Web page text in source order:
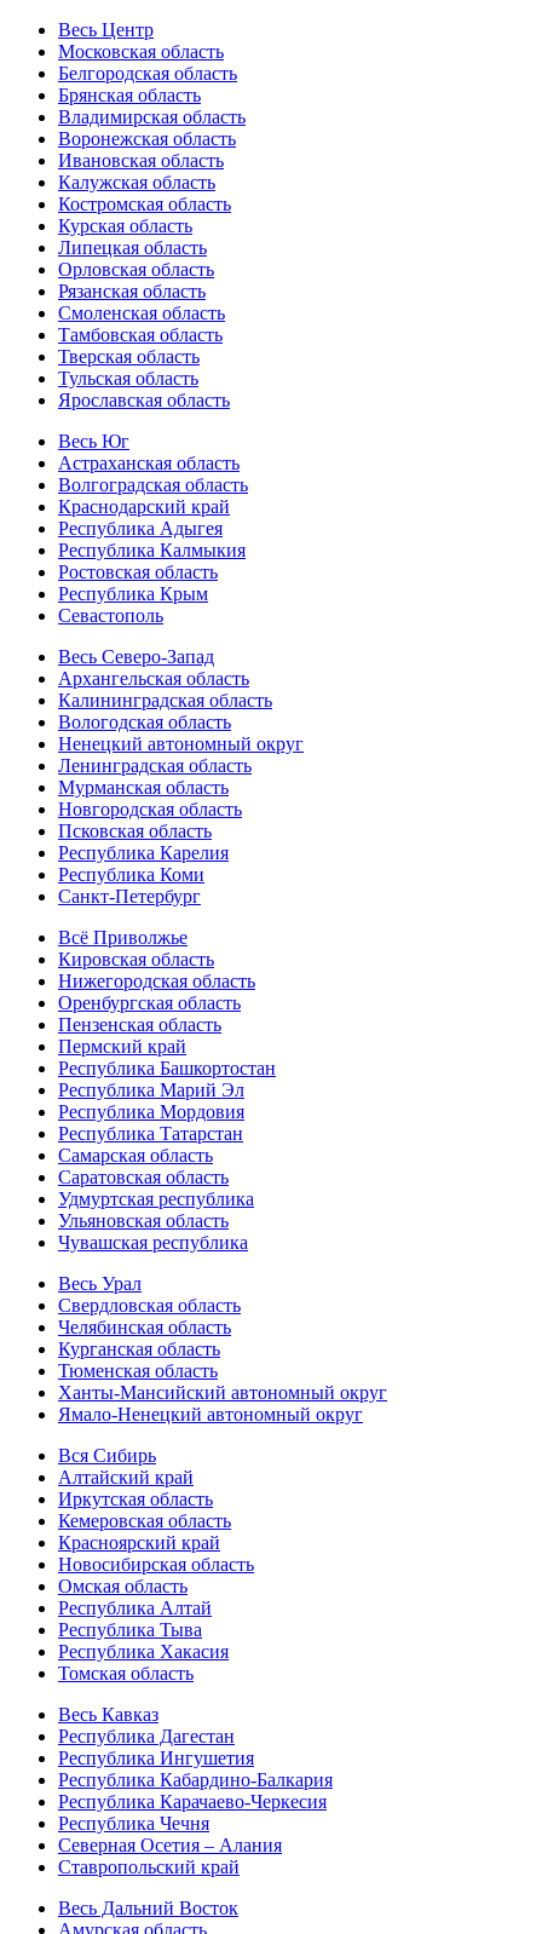
Весь Центр
Московская область
Белгородская область
Брянская область
Владимирская область
Воронежская область
Ивановская область
Калужская область
Костромская область
Курская область
Липецкая область
Орловская область
Рязанская область
Смоленская область
Тамбовская область
Тверская область
Тульская область
Ярославская область
Весь Юг
Астраханская область
Волгоградская область
Краснодарский край
Республика Адыгея
Республика Калмыкия
Ростовская область
Республика Крым
Севастополь
Весь Северо-Запад
Архангельская область
Калининградская область
Вологодская область
Ненецкий автономный округ
Ленинградская область
Мурманская область
Новгородская область
Псковская область
Республика Карелия
Республика Коми
Санкт-Петербург
Всё Приволжье
Кировская область
Нижегородская область
Оренбургская область
Пензенская область
Пермский край
Республика Башкортостан
Республика Марий Эл
Республика Мордовия
Республика Татарстан
Самарская область
Саратовская область
Удмуртская республика
Ульяновская область
Чувашская республика
Весь Урал
Свердловская область
Челябинская область
Курганская область
Тюменская область
Ханты-Мансийский автономный округ
Ямало-Ненецкий автономный округ
Вся Сибирь
Алтайский край
Иркутская область
Кемеровская область
Красноярский край
Новосибирская область
Омская область
Республика Алтай
Республика Тыва
Республика Хакасия
Томская область
Весь Кавказ
Республика Дагестан
Республика Ингушетия
Республика Кабардино-Балкария
Республика Карачаево-Черкесия
Республика Чечня
Северная Осетия – Алания
Ставропольский край
Весь Дальний Восток
Амурская область